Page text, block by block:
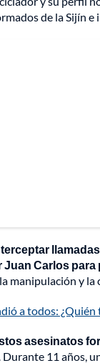
de la Sijín
Carlos
manipulación y
a todos:
asesinatos
Durante 11 años,